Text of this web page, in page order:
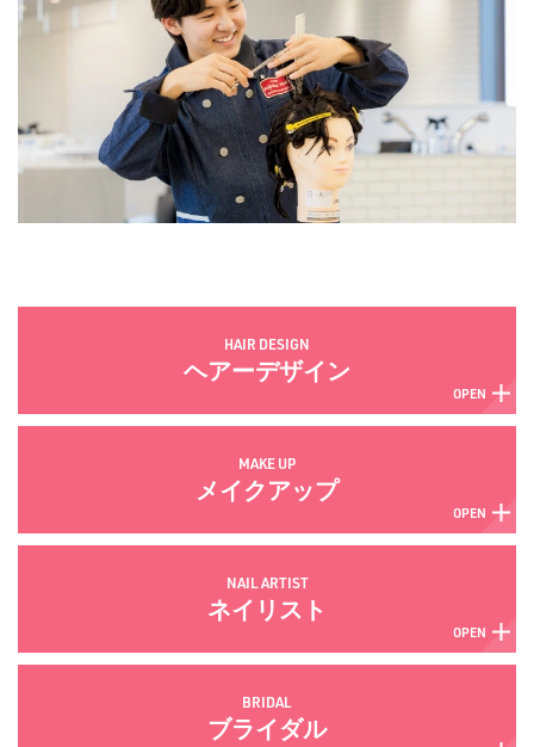
HAIR DESIGN
ヘアーデザイン
MAKE UP
メイクアップ
NAIL ARTIST
ネイリスト
BRIDAL
ブライダル